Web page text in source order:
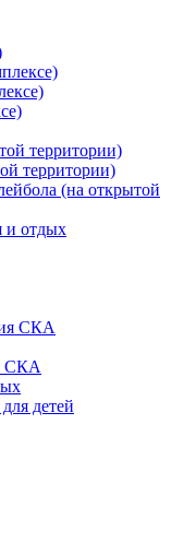
территории)
территории)
(на открытой
и отдых
СКА
СКА
детей